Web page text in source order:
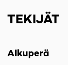
TEKIJÄT
Alkuperä